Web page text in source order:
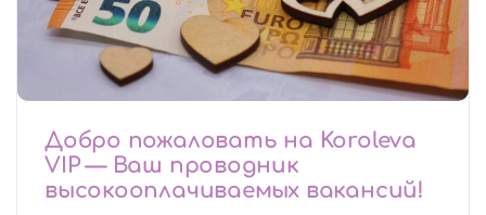
Добро пожаловать на Koroleva
VIP — Ваш проводник
высокооплачиваемых вакансий!